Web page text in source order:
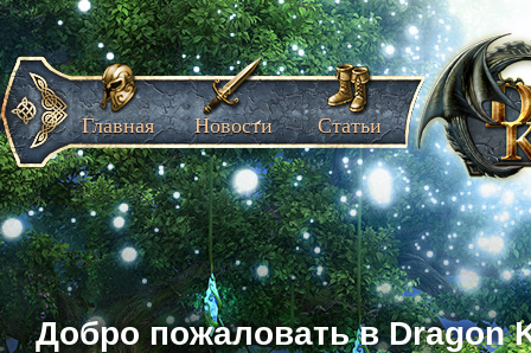
Добро пожаловать в Dragon
Главная Новости Статьи